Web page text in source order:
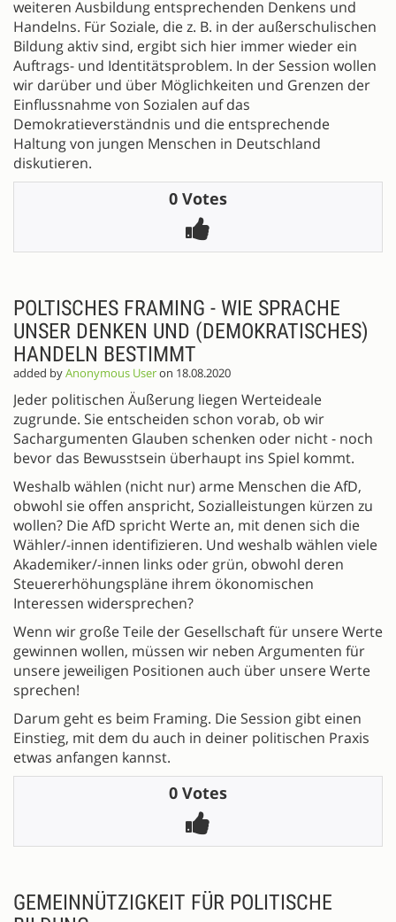
weiteren Ausbildung entsprechenden Denkens und
Handelns. Für Soziale, die z. B. in der außerschulischen
Bildung aktiv sind, ergibt sich hier immer wieder ein
Auftrags- und Identitätsproblem. In der Session wollen
wir darüber und über Möglichkeiten und Grenzen der
Einflussnahme von Sozialen auf das
Demokratieverständnis und die entsprechende
Haltung von jungen Menschen in Deutschland
diskutieren.
0 Votes
POLTISCHES FRAMING - WIE SPRACHE
UNSER DENKEN UND (DEMOKRATISCHES)
HANDELN BESTIMMT
added byAnonymous Useron 18.08.2020
Jeder politischen Äußerung liegen Werteideale
zugrunde. Sie entscheiden schon vorab, ob wir
Sachargumenten Glauben schenken oder nicht - noch
bevor das Bewusstsein überhaupt ins Spiel kommt.
Weshalb wählen (nicht nur) arme Menschen die AfD,
obwohl sie offen anspricht, Sozialleistungen kürzen zu
wollen? Die AfD spricht Werte an, mit denen sich die
Wähler/-innen identifizieren. Und weshalb wählen viele
Akademiker/-innen links oder grün, obwohl deren
Steuererhöhungspläne ihrem ökonomischen
Interessen widersprechen?
Wenn wir große Teile der Gesellschaft für unsere Werte
gewinnen wollen, müssen wir neben Argumenten für
unsere jeweiligen Positionen auch über unsere Werte
sprechen!
Darum geht es beim Framing. Die Session gibt einen
Einstieg, mit dem du auch in deiner politischen Praxis
etwas anfangen kannst.
0 Votes
GEMEINNÜTZIGKEIT FÜR POLITISCHE